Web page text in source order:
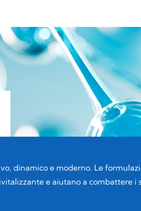
dinamico e moderno. Le
e aiutano a combattere i